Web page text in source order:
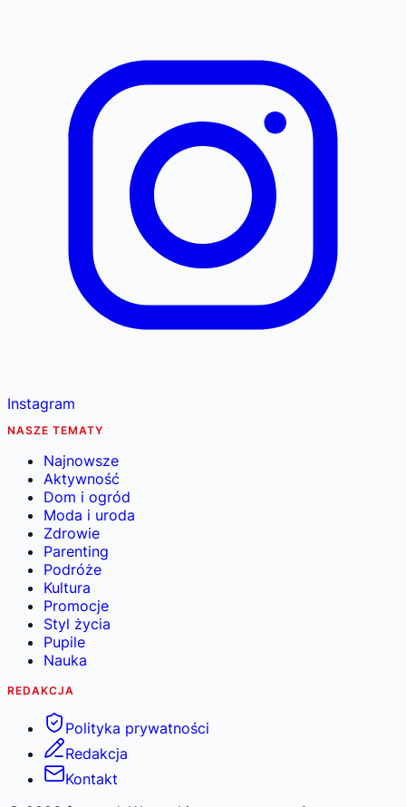
Instagram
NASZE TEMATY
Najnowsze
Aktywność
Dom i ogród
Moda i uroda
Zdrowie
Parenting
Podróże
Kultura
Promocje
Styl życia
Pupile
Nauka
REDAKCJA
Polityka prywatności
Redakcja
Kontakt